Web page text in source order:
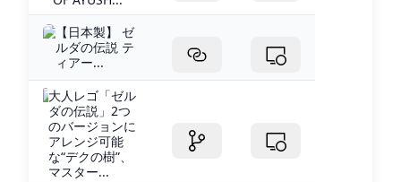
【日本製】 ゼ
ルダの伝説 テ
ィアー...
大人レゴ「ゼル
ダの伝説」2つ
のバージョンに
アレンジ可能
な“デクの樹”、
マスター...